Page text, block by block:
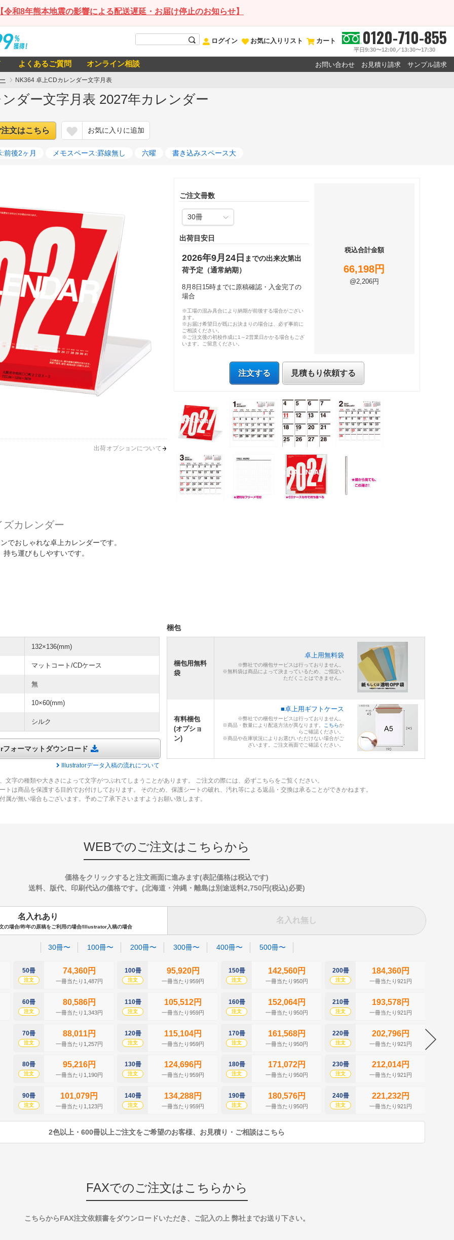
令和8年熊本地震の影響による配送遅延・お届け停止のお知らせ】
ログイン お気に入りリスト カート 0120-710-855
平日9:30〜12:00／13:30〜17:30
よくあるご質問 オンライン相談 お問い合わせ お見積り請求 サンプル請求
NK364 卓上CDカレンダー文字月表
ダー文字月表 2027年カレンダー
文はこちら お気に入りに追加
前後2ヶ月 メモスペース:罫線無し 六曜 書き込みスペース大
出荷オプションについて
ご注文冊数
出荷目安日
2026年9月24日 までの出来次第出
荷予定（通常納期）
8月8日15時までに原稿確認・入金完了の
場合
※工場の混み具合により納期が前後する場合がござい
ます。
※お届け希望日が既にお決まりの場合は、必ず事前に
ご相談ください。
※ご注文後の初校作成に1～2営業日かかる場合もござ
います。ご留意ください。
税込合計金額
66,198円
@2,206円
注文する 見積もり依頼する
ズカレンダー
でおしゃれな卓上カレンダーです。
ち運びもしやすいです。
132×136(mm)
マットコート/CDケース
無
10×60(mm)
シルク
ォーマットダウンロード
Illustratorデータ入稿の流れについて
梱包
梱包用無料
袋
卓上用無料袋
※弊社での梱包サービスは行っておりません。
※無料袋は商品によって決まっているため、ご指定い
ただくことはできません。
有料梱包
(オプショ
ン)
■卓上用ギフトケース
※弊社での梱包サービスは行っておりません。
※商品・数量により配送方法が異なります。
こちらか
らご確認ください。
※商品や在庫状況によりお選びいただけない場合がご
ざいます。ご注文画面でご確認ください。
字の種類や大きさによって文字がつぶれてしまうことがあります。 ご注文の際には、必ずこちらをご覧ください。
は商品を保護する目的でお付けしております。 そのため、保護シートの破れ、汚れ等による返品・交換は承ることができかねます。
属が無い場合もございます。予めご了承下さいますようお願い致します。
WEBでのご注文はこちらから
価格をクリックすると注文画面に進みます(表記価格は税込です)
送料、版代、印刷代込の価格です。(北海道・沖縄・離島は別途送料2,750円(税込)必要)
名入れあり
の場合/昨年の原稿をご利用の場合/Illustrator入稿の場合
名入れ無し
30冊〜 100冊〜 200冊〜 300冊〜 400冊〜 500冊〜
50冊
注文
74,360円
一冊当たり1,487円
60冊
注文
80,586円
一冊当たり1,343円
70冊
注文
88,011円
一冊当たり1,257円
80冊
注文
95,216円
一冊当たり1,190円
90冊
注文
101,079円
一冊当たり1,123円
100冊
注文
95,920円
一冊当たり959円
110冊
注文
105,512円
一冊当たり959円
120冊
注文
115,104円
一冊当たり959円
130冊
注文
124,696円
一冊当たり959円
140冊
注文
134,288円
一冊当たり959円
150冊
注文
142,560円
一冊当たり950円
160冊
注文
152,064円
一冊当たり950円
170冊
注文
161,568円
一冊当たり950円
180冊
注文
171,072円
一冊当たり950円
190冊
注文
180,576円
一冊当たり950円
200冊
注文
184,360円
一冊当たり921円
210冊
注文
193,578円
一冊当たり921円
220冊
注文
202,796円
一冊当たり921円
230冊
注文
212,014円
一冊当たり921円
240冊
注文
221,232円
一冊当たり921円
2色以上・600冊以上ご注文をご希望のお客様、お見積り・ご相談はこちら
FAXでのご注文はこちらから
こちらからFAX注文依頼書をダウンロードいただき、ご記入の上 弊社までお送り下さい。